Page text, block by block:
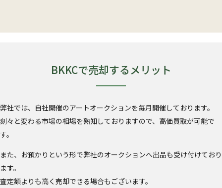
BKKCで売却するメリット
弊社では、自社開催のアートオークションを毎月開催しております。
刻々と変わる市場の相場を熟知しておりますので、高価買取が可能で
す。
また、お預かりという形で弊社のオークションへ出品も受け付けており
ます。
査定額よりも高く売却できる場合もございます。